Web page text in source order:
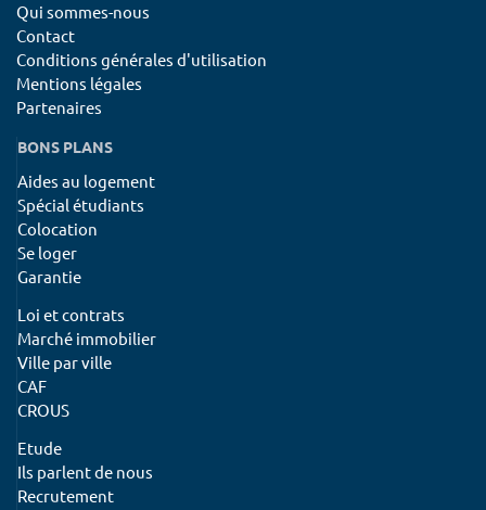
Qui sommes-nous
Contact
Conditions générales d'utilisation
Mentions légales
Partenaires
BONS PLANS
Aides au logement
Spécial étudiants
Colocation
Se loger
Garantie
Loi et contrats
Marché immobilier
Ville par ville
CAF
CROUS
Etude
Ils parlent de nous
Recrutement